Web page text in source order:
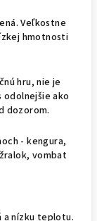
Veľkostne
hmotnosti
hru, nie je
odolnejšie ako
dozorom.
- kengura,
vombat
a nízku teplotu.